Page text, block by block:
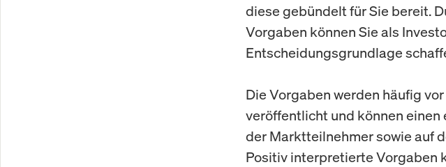
diese gebündelt für Sie bereit.
Vorgaben können Sie als
Entscheidungsgrundlage
Die Vorgaben werden häufig
veröffentlicht und können
der Marktteilnehmer sowie auf
Positiv interpretierte Vorgaben